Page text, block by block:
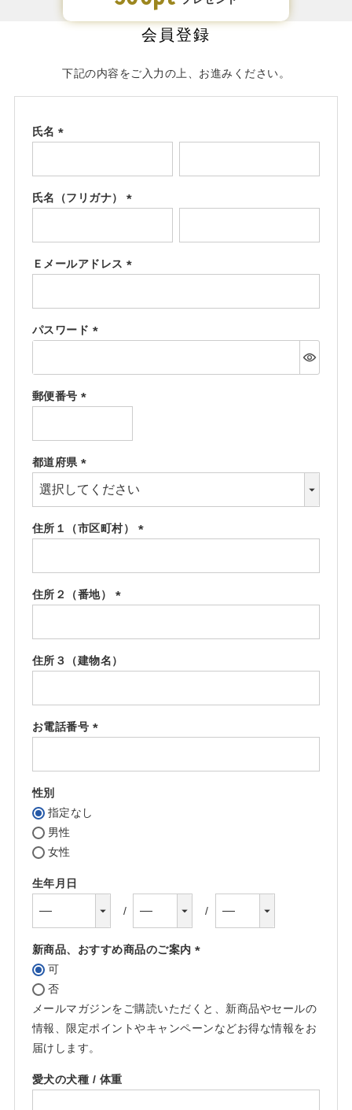
会員登録
下記の内容をご入力の上、お進みください。
氏名
須)
氏名（フリガナ）
須)
Ｅメールアドレス
須)
パスワード
須)
郵便番号
須)
都道府県
(必
須)
住所１（市区町村）
須)
住所２（番地）
須)
住所３（建物名）
お電話番号
須)
性別
指定なし
男性
女性
生年月日
新商品、おすすめ商品のご案内
可
否
メールマガジンをご購読いただくと、新商品やセールの
情報、限定ポイントやキャンペーンなどお得な情報をお
届けします。
愛犬の犬種 / 体重